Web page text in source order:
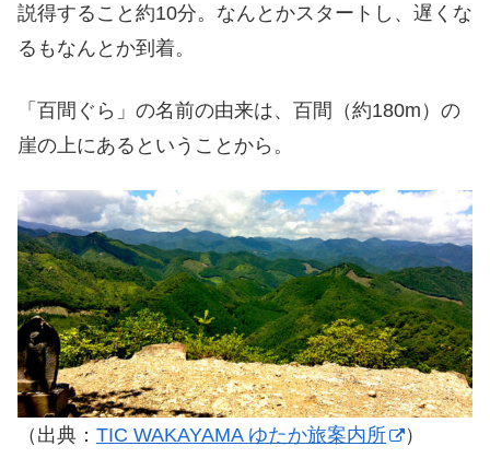
説得すること約10分。なんとかスタートし、遅くな
るもなんとか到着。
「百間ぐら」の名前の由来は、百間（約180m）の
崖の上にあるということから。
（出典： TIC WAKAYAMA ゆたか旅案内所 ）